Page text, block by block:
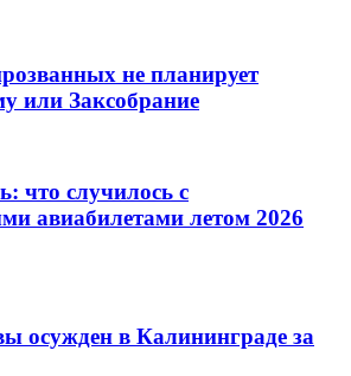
не планирует
или Заксобрание
что случилось с
авиабилетами летом 2026
осужден в Калининграде за